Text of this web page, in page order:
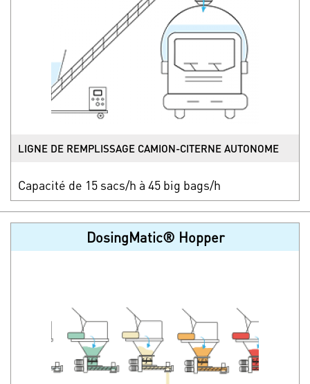
LIGNE DE REMPLISSAGE CAMION-CITERNE AUTONOME
Capacité de 15 sacs/h à 45 big bags/h
DosingMatic® Hopper